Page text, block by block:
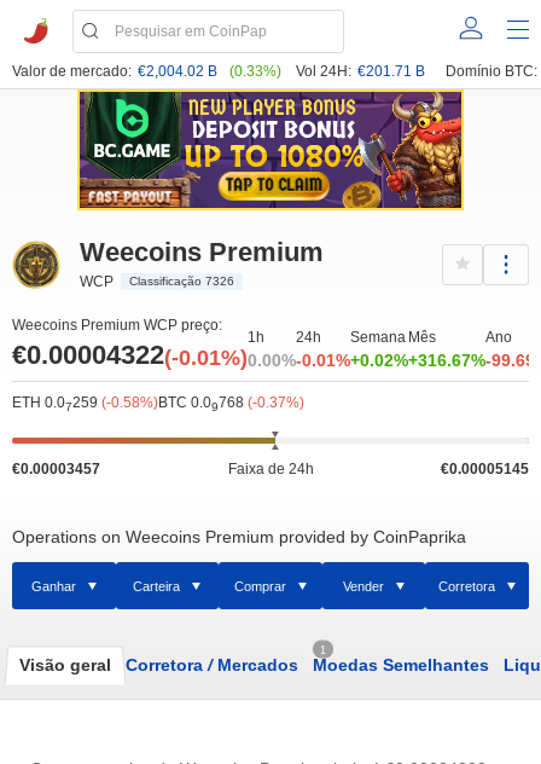
Valor de mercado: €2,004.02 B (0.33%) Vol 24H: €201.71 B Domínio BTC:
Weecoins Premium
WCP Classificação 7326
Weecoins Premium WCP preço:
€0.00004322(-0.01%)
1h
0.00%
24h
-0.01%
Semana
+0.02%
Mês
+316.67%
Ano
-
ETH 0.07259 (-0.58%)BTC 0.09768 (-0.37%)
€0.00003457 Faixa de 24h €0.00005145
Operations on Weecoins Premium provided by CoinPaprika
Ganhar Carteira Comprar Vender Corretora
Visão geral Corretora /Mercados
1
Moedas Semelhantes